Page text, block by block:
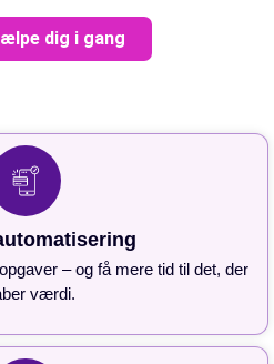
dig i gang
– og få mere tid til det, der
værdi.